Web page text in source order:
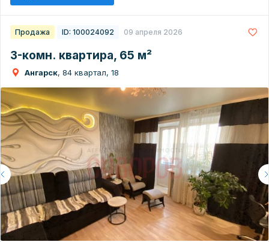
Продажа ID: 100024092 09 апреля 2026
3-комн. квартира, 65 м²
Ангарск, 84 квартал, 18